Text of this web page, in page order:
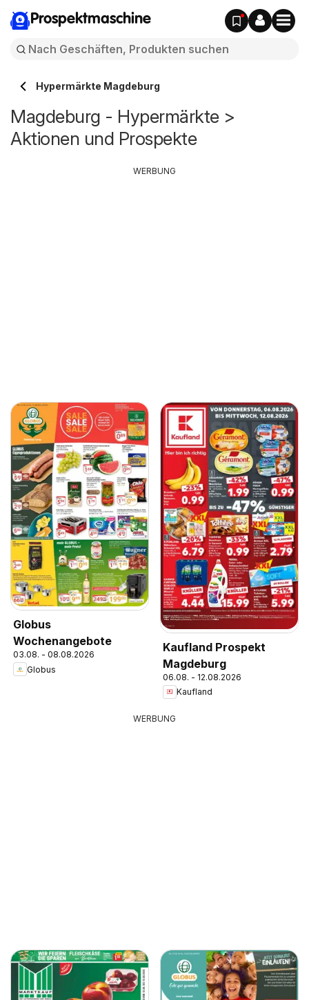
Prospektmaschine
Hypermärkte Magdeburg
Magdeburg - Hypermärkte >
Aktionen und Prospekte
Globus
Wochenangebote
03.08. - 08.08.2026
Globus
Kaufland Prospekt
Magdeburg
06.08. - 12.08.2026
Kaufland
WERBUNG
WERBUNG